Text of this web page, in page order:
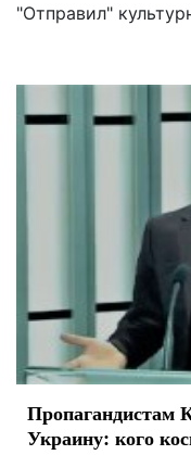
"Отправил"
Пропагандистам
Украину: кого